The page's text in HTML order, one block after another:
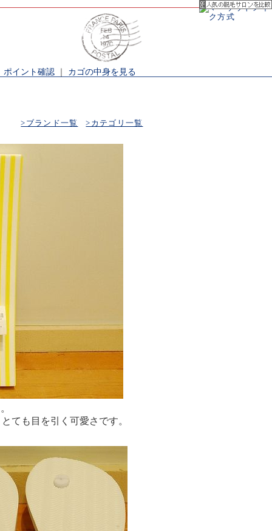
ポイント確認 カゴの中身を見る
>ブランド一覧 >カテゴリ一覧
ても目を引く可愛さです。